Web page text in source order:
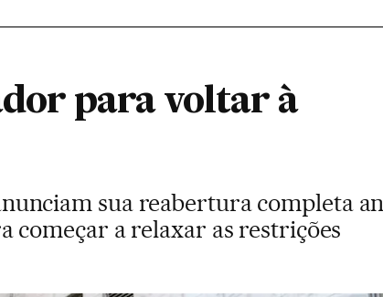
para voltar à
sua reabertura completa
começar a relaxar as restrições